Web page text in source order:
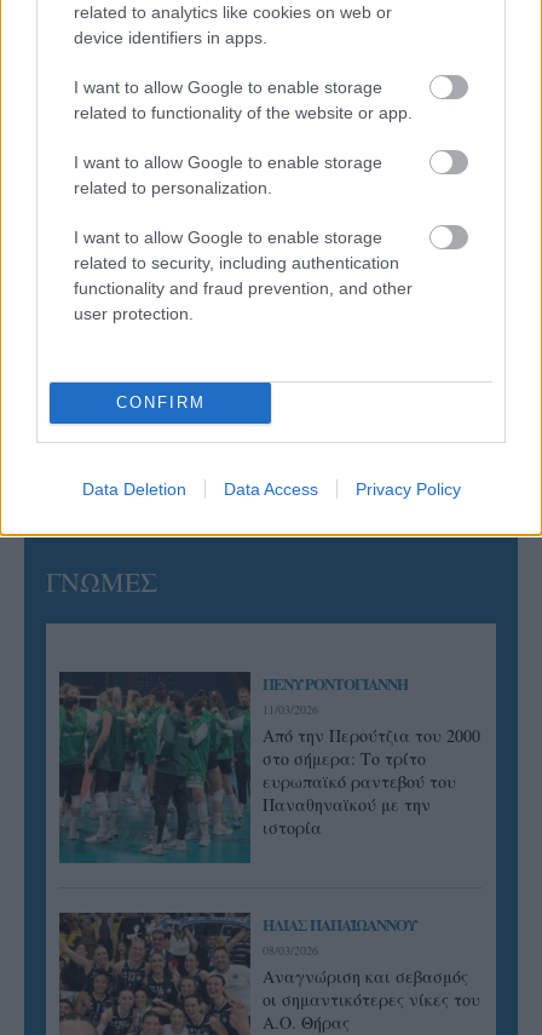
related to analytics like cookies on web or
device identifiers in apps.
I want to allow Google to enable storage
related to functionality of the website or app.
I want to allow Google to enable storage
related to personalization.
I want to allow Google to enable storage
related to security, including authentication
functionality and fraud prevention, and other
user protection.
CONFIRM
Data Deletion Data Access Privacy Policy
06/08/2026
Το πάλεψε μέχρι τέλους η Εθνική γυναικών κόντρα
Η FIVB σχεδιάζει να διοργανώσει το Παγκόσμιο
Πρωτάθλημα τον Δεκέμβριο – Αντιδρούν οι σύλλογοι
06/08/2026
Έτοιμη για… υψηλές πτήσεις η Μπενφίκα του Ψάρρα
με τον «Ιπτάμενο Ολλανδό» Βίλτενμπουργκ
05/08/2026
Ισόπαλο το πρωτο φιλικό τεστ της Εθνικής στο
ΓΝΩΜΕΣ
ΠΕΝΥ ΡΟΝΤΟΓΙΑΝΝΗ
11/03/2026
Από την Περούτζια του 2000
στο σήμερα: Tο τρίτο
ευρωπαϊκό ραντεβού του
Παναθηναϊκού με την
ιστορία
ΗΛΙΑΣ ΠΑΠΑΪΩΑΝΝΟΥ
08/03/2026
Αναγνώριση και σεβασμός
οι σημαντικότερες νίκες του
Α.Ο. Θήρας